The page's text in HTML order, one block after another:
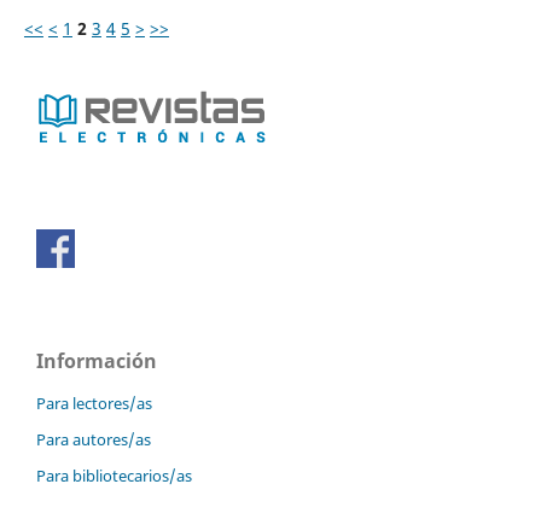
<< < 1 2 3 4 5 > >>
Información
Para lectores/as
Para autores/as
Para bibliotecarios/as